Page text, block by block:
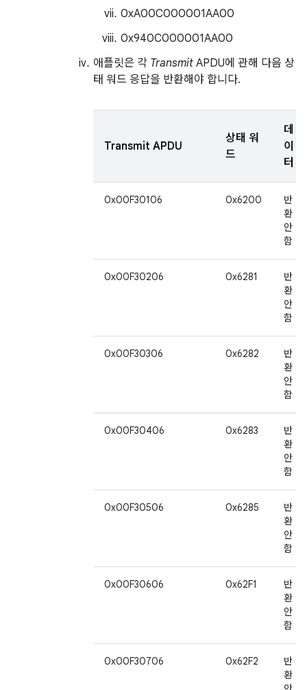
0xA00C000001AA00
0x940C000001AA00
애플릿은 각 Transmit APDU에 관해 다음 상
태 워드 응답을 반환해야 합니다.
Transmit APDU
상태 워
드
데
이
터
0x00F30106 0x6200
반
환
안
함
0x00F30206 0x6281
반
환
안
함
0x00F30306 0x6282
반
환
안
함
0x00F30406 0x6283
반
환
안
함
0x00F30506 0x6285
반
환
안
함
0x00F30606 0x62F1
반
환
안
함
0x00F30706 0x62F2
반
환